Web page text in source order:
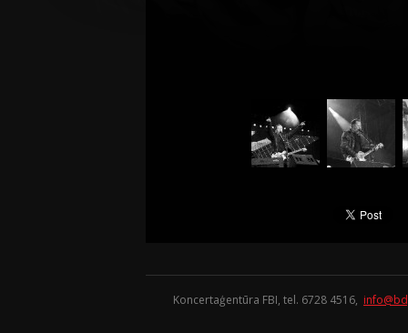
Koncertaģentūra FBI, tel. 6728 4516,